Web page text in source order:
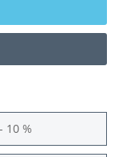
10 %